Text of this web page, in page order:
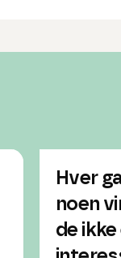
Hver
noen
de ikke